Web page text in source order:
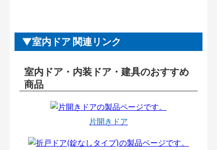
室内ドア 関連リンク
室内ドア・内装ドア・建具のおすすめ
商品
片開きドア